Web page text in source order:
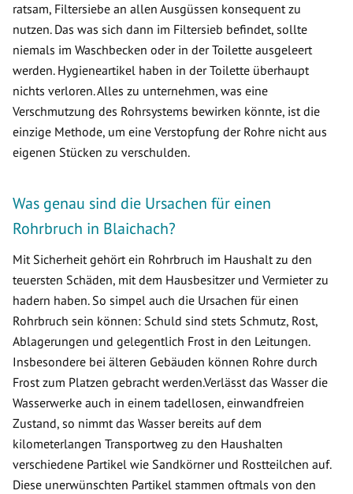
ratsam, Filtersiebe an allen Ausgüssen konsequent zu
nutzen. Das was sich dann im Filtersieb befindet, sollte
niemals im Waschbecken oder in der Toilette ausgeleert
werden. Hygieneartikel haben in der Toilette überhaupt
nichts verloren. Alles zu unternehmen, was eine
Verschmutzung des Rohrsystems bewirken könnte, ist die
einzige Methode, um eine Verstopfung der Rohre nicht aus
eigenen Stücken zu verschulden.
Was genau sind die Ursachen für einen
Rohrbruch in Blaichach?
Mit Sicherheit gehört ein Rohrbruch im Haushalt zu den
teuersten Schäden, mit dem Hausbesitzer und Vermieter zu
hadern haben. So simpel auch die Ursachen für einen
Rohrbruch sein können: Schuld sind stets Schmutz, Rost,
Ablagerungen und gelegentlich Frost in den Leitungen.
Insbesondere bei älteren Gebäuden können Rohre durch
Frost zum Platzen gebracht werden.Verlässt das Wasser die
Wasserwerke auch in einem tadellosen, einwandfreien
Zustand, so nimmt das Wasser bereits auf dem
kilometerlangen Transportweg zu den Haushalten
verschiedene Partikel wie Sandkörner und Rostteilchen auf.
Diese unerwünschten Partikel stammen oftmals von den